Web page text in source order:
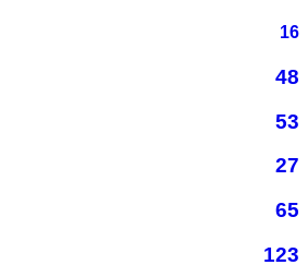
16
48
53
27
65
123